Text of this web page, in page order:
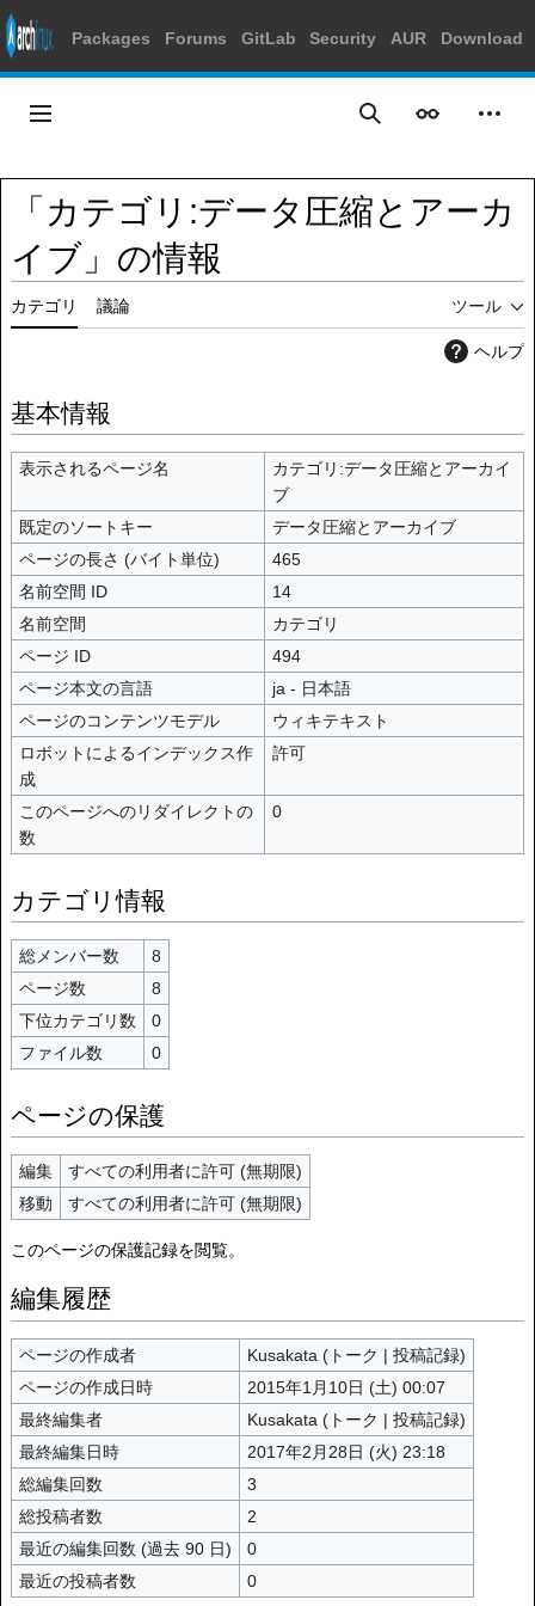
Packages Forums GitLab Security AUR Download
キ
ッ
プ
メインメニュー 検索 表示 個人
「カテゴリ:データ圧縮とアーカ
イブ」の情報
カテゴリ 議論 ツール
ヘルプ
基本情報
表示されるページ名
カテゴリ:データ圧縮とアーカイ
ブ
既定のソートキー
データ圧縮とアーカイブ
ページの長さ (バイト単位)
465
名前空間 ID
14
名前空間
カテゴリ
ページ ID
494
ページ本文の言語
ja - 日本語
ページのコンテンツモデル
ウィキテキスト
ロボットによるインデックス作
成
許可
このページへのリダイレクトの
数
0
カテゴリ情報
総メンバー数
8
ページ数
8
下位カテゴリ数
0
ファイル数
0
ページの保護
編集
すべての利用者に許可 (無期限)
移動
すべての利用者に許可 (無期限)
このページの保護記録を閲覧。
編集履歴
ページの作成者 Kusakata (トーク | 投稿記録)
ページの作成日時
2015年1月10日 (土) 00:07
最終編集者
Kusakata (トーク | 投稿記録)
最終編集日時
2017年2月28日 (火) 23:18
総編集回数
3
総投稿者数
2
最近の編集回数 (過去 90 日)
0
最近の投稿者数
0